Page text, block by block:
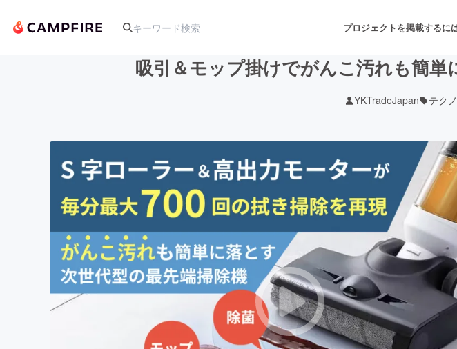
プロジェクトを掲載するに
アート・写真 音楽
テクノロジー・ガジェット ゲーム・サービス開発
映像・映画 書籍・雑誌出版
ビジネス・起業 チャレンジ
まちづくり・地域活性化
吸引＆モップ掛けでがんこ汚れも簡
YKTradeJapan テク